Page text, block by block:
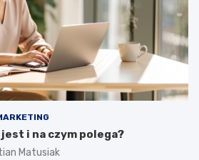
i na czym polega?
Matusiak